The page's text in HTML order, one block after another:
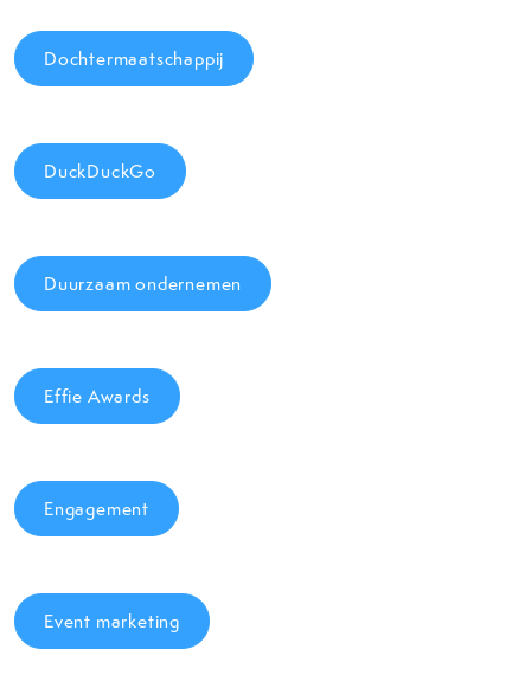
Dochtermaatschappij
DuckDuckGo
Duurzaam ondernemen
Effie Awards
Engagement
Event marketing